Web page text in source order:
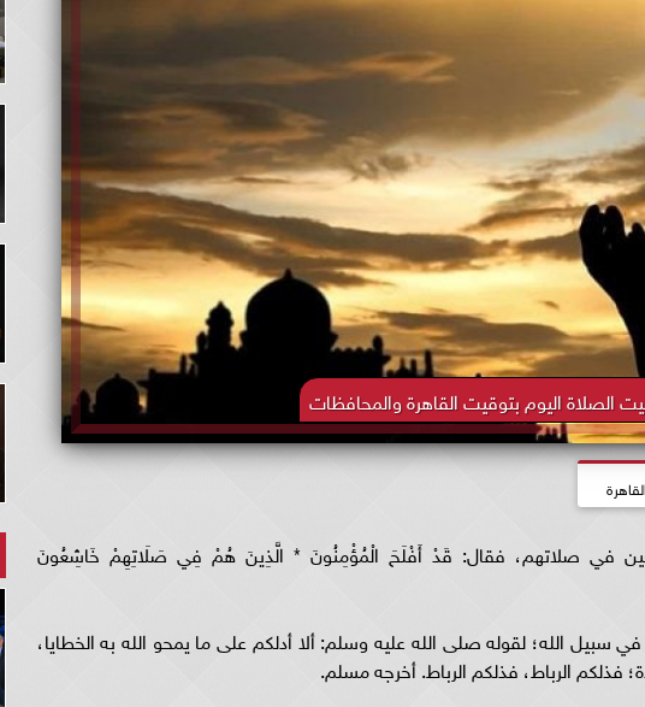
الصلاة اليوم بتوقيت القاهرة والمحافظات
في صلاتهم، فقال: قَدْ أَفْلَحَ الْمُؤْمِنُونَ * الَّذِينَ هُمْ فِي صَلَاتِهِمْ خَاشِعُونَ
سبيل الله؛ لقوله صلى الله عليه وسلم: ألا أدلكم على ما يمحو الله به الخطايا،
فذلكم الرباط، فذلكم الرباط. أخرجه مسلم.